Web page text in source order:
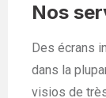
Nos
Des écrans
dans la
visios de